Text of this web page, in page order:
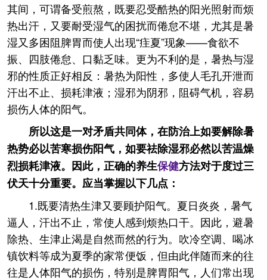
其间，可谓备受煎熬，既要忍受酷热的阳光照射而烦
热出汗，又要耐受湿气的困扰而倦怠不堪，尤其是暑
湿又多困阻脾胃而使人出现“疰夏”现象——食欲不
振、四肢倦怠、口黏乏味。更为不利的是，暑热与湿
邪的性质正好相反：暑热为阳性，多使人毛孔开泄而
汗出不止、损耗津液；湿邪为阴邪，阻碍气机，容易
损伤人体的阳气。
所以这是一对矛盾共同体，在防治上如要解除暑
热势必以苦寒损伤阳气，如要祛除湿邪必然以苦温燥
烈损耗津液。因此，正确的养生保健方法对于度过三
伏天十分重要。应当掌握以下几点：
1.既要清热生津又要顾护阳气。夏日炎炎，暑气
逼人，汗出不止，常使人感到烦热口干。因此，避暑
除热、生津止渴是自然而然的行为。吹冷空调、喝冰
镇饮料等成为夏季的家常便饭，但由此伴随而来的往
往是人体阳气的损伤，特别是脾胃阳气，人们常出现